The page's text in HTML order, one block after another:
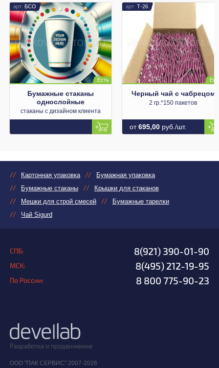
БСО
Бумажные стаканы
однослойные
стаканы с дизайном клиента
Т-26
Черный чай с чабрецом
2 гр.*150 пакетов
от695,00 руб./шт.
Картонная упаковка
Бумажная упаковка
Бумажные стаканы
Крышки для стаканов
Мешки для строй смесей
Бумажные тарелки
Чай Sigurd
СПБ: 8(921) 390-01-90
МСК: 8(495) 212-19-95
По России: 8 800 775-90-23
ООО "ПАК СЕРВИС" 2007-2026
Разработка и продвижение